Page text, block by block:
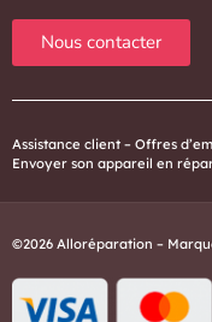
Nous contacter
Assistance client – Offres
Envoyer son appareil en
©2026 Alloréparation –